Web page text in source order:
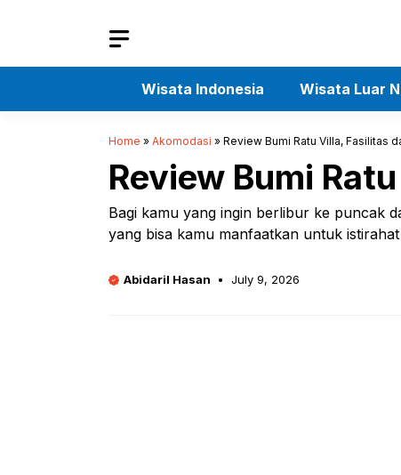
Wisata Indonesia
Wisata Luar
Home » Akomodasi » Review Bumi Ratu Villa, Fasilitas
Review Bumi
Bagi kamu yang ingin berlibur ke puncak
yang bisa kamu manfaatkan untuk
Abidaril Hasan July 9, 2026